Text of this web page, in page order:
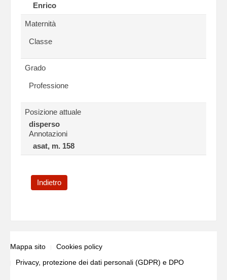
Enrico
Maternità
Classe
Grado
Professione
Posizione attuale
disperso
Annotazioni
asat, m. 158
Indietro
Mappa sito
Cookies policy
Privacy, protezione dei dati personali (GDPR) e DPO